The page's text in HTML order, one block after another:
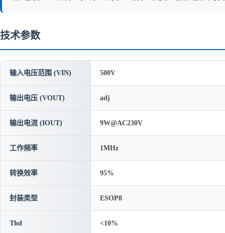
技术参数
输入电压范围 (VIN) 500V
输出电压 (VOUT) adj
输出电流 (IOUT) 9W@AC230V
工作频率 1MHz
转换效率 95%
封装类型 ESOP8
Thd <10%